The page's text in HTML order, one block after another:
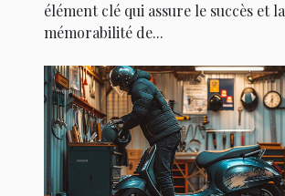
élément clé qui assure le succès et la
mémorabilité de...